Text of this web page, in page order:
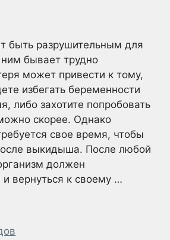
быть разрушительным для
бывает трудно
может привести к тому,
избегать беременности
либо захотите попробовать
скорее. Однако
свое время, чтобы
выкидыша. После любой
должен
и вернуться к своему …